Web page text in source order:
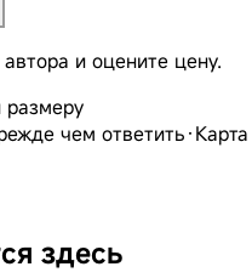
и оцените цену.
чем ответить·Карта
здесь